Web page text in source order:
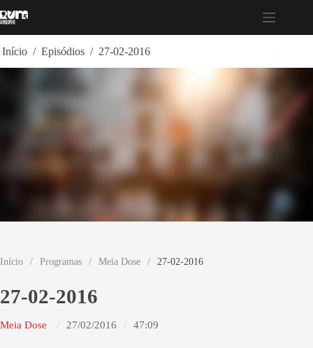
para
Início / Episódios / 27-02-2016
Início / Programas / Meia Dose / 27-02-2016
27-02-2016
Meia Dose 27/02/2016 47:09